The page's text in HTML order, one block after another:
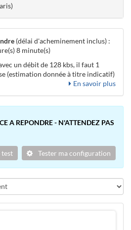
(délai d'acheminement inclus) :
8 minute(s)
un débit de 128 kbs, il faut 1
(estimation donnée à titre indicatif)
En savoir plus
A REPONDRE - N'ATTENDEZ PAS
Tester ma configuration
test